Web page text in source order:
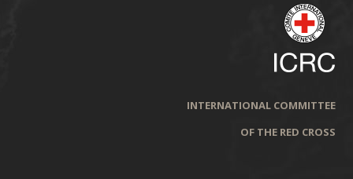
INTERNATIONAL COMMITTEE
OF THE RED CROSS